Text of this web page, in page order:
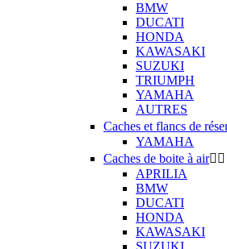
BMW
DUCATI
HONDA
KAWASAKI
SUZUKI
TRIUMPH
YAMAHA
AUTRES
Caches et flancs de
YAMAHA
Caches de boite à air 
APRILIA
BMW
DUCATI
HONDA
KAWASAKI
SUZUKI